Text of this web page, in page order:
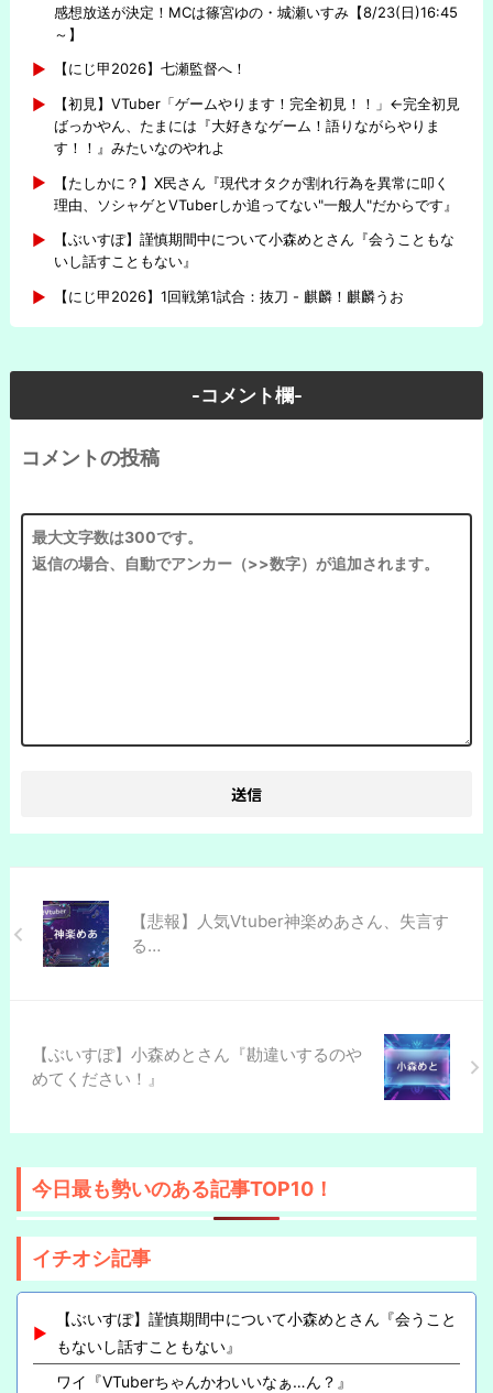
感想放送が決定！MCは篠宮ゆの・城瀬いすみ【8/23(日)16:45
～】
【にじ甲2026】七瀬監督へ！
【初見】VTuber「ゲームやります！完全初見！！」←完全初見
ばっかやん、たまには『大好きなゲーム！語りながらやりま
す！！』みたいなのやれよ
【たしかに？】X民さん『現代オタクが割れ行為を異常に叩く
理由、ソシャゲとVTuberしか追ってない"一般人"だからです』
【ぶいすぽ】謹慎期間中について小森めとさん『会うこともな
いし話すこともない』
【にじ甲2026】1回戦第1試合：抜刀 - 麒麟！麒麟うお
-コメント欄-
コメントの投稿
【悲報】人気Vtuber神楽めあさん、失言す
る…
【ぶいすぽ】小森めとさん『勘違いするのや
めてください！』
今日最も勢いのある記事TOP10！
イチオシ記事
【ぶいすぽ】謹慎期間中について小森めとさん『会うこと
もないし話すこともない』
ワイ『VTuberちゃんかわいいなぁ…ん？』